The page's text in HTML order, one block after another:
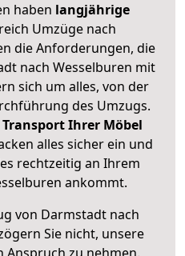
haben langjährige
Umzüge nach
die Anforderungen, die
nach Wesselburen mit
sich um alles, von der
des Umzugs.
Ihrer Möbel
alles sicher ein und
rechtzeitig an Ihrem
ankommt.
von Darmstadt nach
Sie nicht, unsere